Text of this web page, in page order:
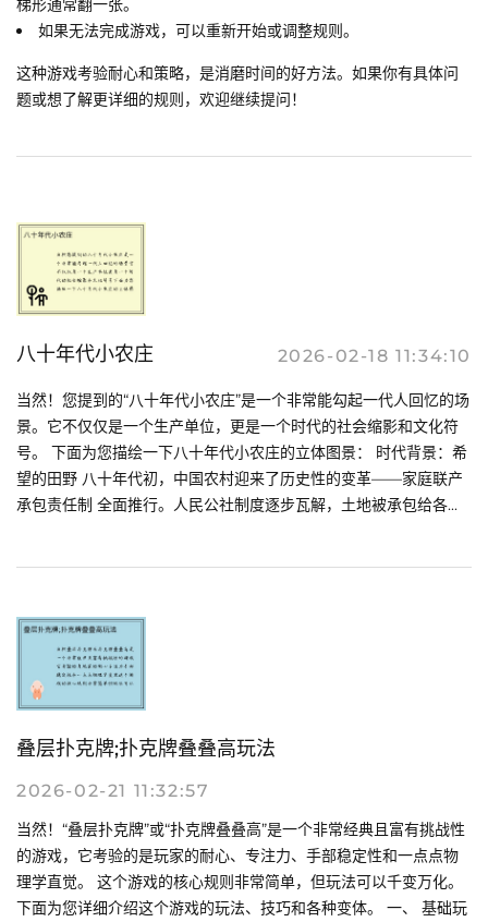
梯形通常翻一张。
如果无法完成游戏，可以重新开始或调整规则。
这种游戏考验耐心和策略，是消磨时间的好方法。如果你有具体问
题或想了解更详细的规则，欢迎继续提问！
八十年代小农庄 2026-02-18 11:34:10
当然！您提到的“八十年代小农庄”是一个非常能勾起一代人回忆的场
景。它不仅仅是一个生产单位，更是一个时代的社会缩影和文化符
号。 下面为您描绘一下八十年代小农庄的立体图景： 时代背景：希
望的田野 八十年代初，中国农村迎来了历史性的变革——家庭联产
承包责任制 全面推行。人民公社制度逐步瓦解，土地被承包给各...
叠层扑克牌;扑克牌叠叠高玩法
2026-02-21 11:32:57
当然！“叠层扑克牌”或“扑克牌叠叠高”是一个非常经典且富有挑战性
的游戏，它考验的是玩家的耐心、专注力、手部稳定性和一点点物
理学直觉。 这个游戏的核心规则非常简单，但玩法可以千变万化。
下面为您详细介绍这个游戏的玩法、技巧和各种变体。 一、 基础玩